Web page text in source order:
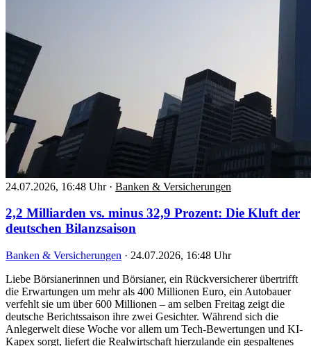
24.07.2026, 16:48 Uhr · Banken & Versicherungen
2,2 Milliarden vs. minus 32,9 Prozent: Die Kluft der
deutschen Bilanzsaison
Banken & Versicherungen · 24.07.2026, 16:48 Uhr
Liebe Börsianerinnen und Börsianer, ein Rückversicherer übertrifft
die Erwartungen um mehr als 400 Millionen Euro, ein Autobauer
verfehlt sie um über 600 Millionen – am selben Freitag zeigt die
deutsche Berichtssaison ihre zwei Gesichter. Während sich die
Anlegerwelt diese Woche vor allem um Tech-Bewertungen und KI-
Kapex sorgt, liefert die Realwirtschaft hierzulande ein gespaltenes